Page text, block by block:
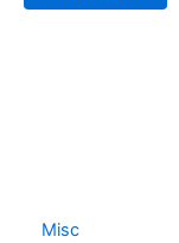
Misc